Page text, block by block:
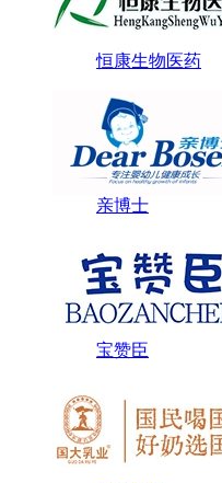
恒康生物医药
亲博士
宝赞臣